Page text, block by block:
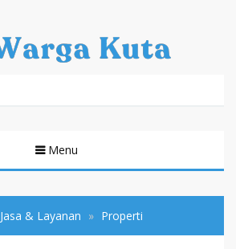
Menu
Jasa & Layanan Properti